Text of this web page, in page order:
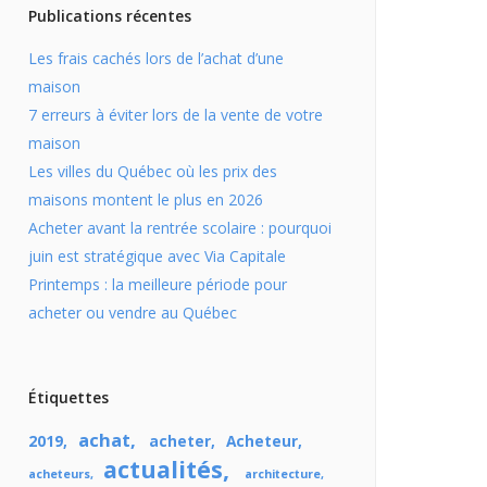
Publications récentes
Les frais cachés lors de l’achat d’une
maison
7 erreurs à éviter lors de la vente de votre
maison
Les villes du Québec où les prix des
maisons montent le plus en 2026
Acheter avant la rentrée scolaire : pourquoi
juin est stratégique avec Via Capitale
Printemps : la meilleure période pour
acheter ou vendre au Québec
Étiquettes
2019 achat acheter Acheteur
acheteurs actualités
architecture